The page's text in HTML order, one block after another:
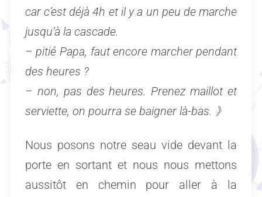
car c’est déjà 4h et il y a un peu de marche
jusqu’à la cascade.
– pitié Papa, faut encore marcher pendant
des heures ?
– non, pas des heures. Prenez maillot et
serviette, on pourra se baigner là-bas. 》
Nous posons notre seau vide devant la
porte en sortant et nous nous mettons
aussitôt en chemin pour aller à la